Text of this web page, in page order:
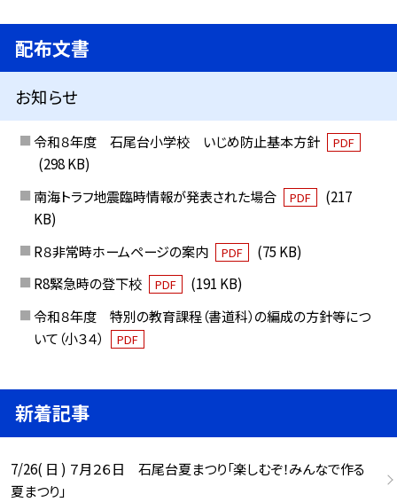
配布文書
お知らせ
令和８年度 石尾台小学校 いじめ防止基本方針 PDF
(298 KB)
南海トラフ地震臨時情報が発表された場合
PDF
(217
KB)
R８非常時ホームページの案内
PDF
(75 KB)
R8緊急時の登下校
PDF
(191 KB)
令和８年度 特別の教育課程（書道科）の編成の方針等につ
いて（小３４）
PDF
新着記事
7/26( 日 ) ７月２６日 石尾台夏まつり「楽しむぞ！みんなで作る
夏まつり」